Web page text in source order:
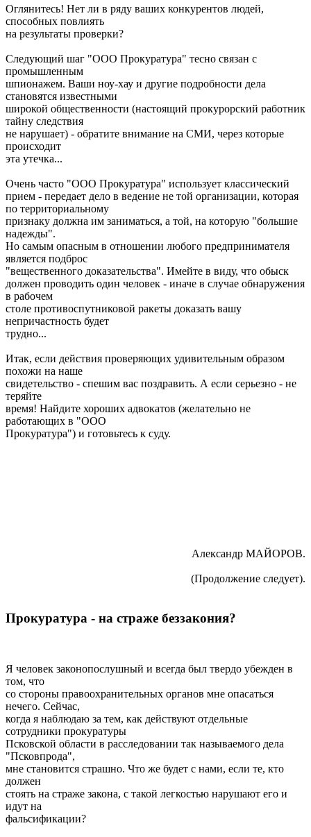
Оглянитесь! Нет ли в ряду ваших конкурентов людей,
способных повлиять
на результаты проверки?
Следующий шаг "ООО Прокуратура" тесно связан с
промышленным
шпионажем. Ваши ноу-хау и другие подробности дела
становятся известными
широкой общественности (настоящий прокурорский работник
тайну следствия
не нарушает) - обратите внимание на СМИ, через которые
происходит
эта утечка...
Очень часто "ООО Прокуратура" использует классический
прием - передает дело в ведение не той организации, которая
по территориальному
признаку должна им заниматься, а той, на которую "большие
надежды".
Но самым опасным в отношении любого предпринимателя
является подброс
"вещественного доказательства". Имейте в виду, что обыск
должен проводить один человек - иначе в случае обнаружения
в рабочем
столе противоспутниковой ракеты доказать вашу
непричастность будет
трудно...
Итак, если действия проверяющих удивительным образом
похожи на наше
свидетельство - спешим вас поздравить. А если серьезно - не
теряйте
время! Найдите хороших адвокатов (желательно не
работающих в "ООО
Прокуратура") и готовьтесь к суду.
Александр МАЙОРОВ.
(Продолжение следует).
Прокуратура - на страже беззакония?
Я человек законопослушный и всегда был твердо убежден в
том, что
со стороны правоохранительных органов мне опасаться
нечего. Сейчас,
когда я наблюдаю за тем, как действуют отдельные
сотрудники прокуратуры
Псковской области в расследовании так называемого дела
"Псковпрода",
мне становится страшно. Что же будет с нами, если те, кто
должен
стоять на страже закона, с такой легкостью нарушают его и
идут на
фальсификации?